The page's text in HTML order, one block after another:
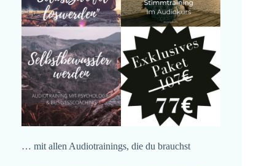
… mit allen Audiotrainings, die du brauchst